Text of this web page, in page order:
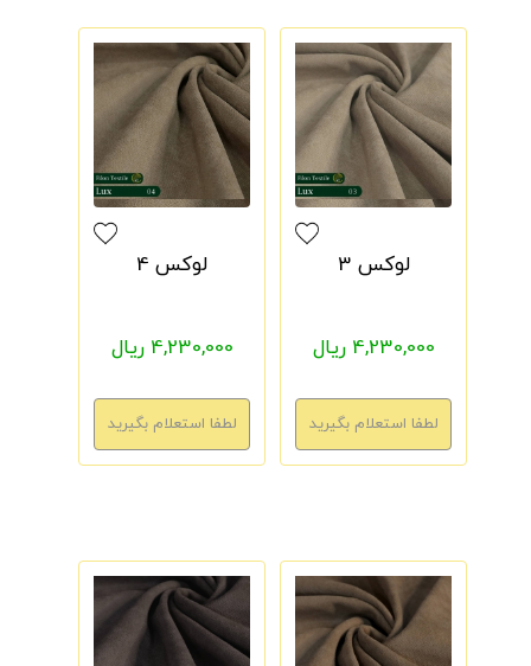
لوکس 3
4,230,000 ریال
لوکس 4
4,230,000 ریال